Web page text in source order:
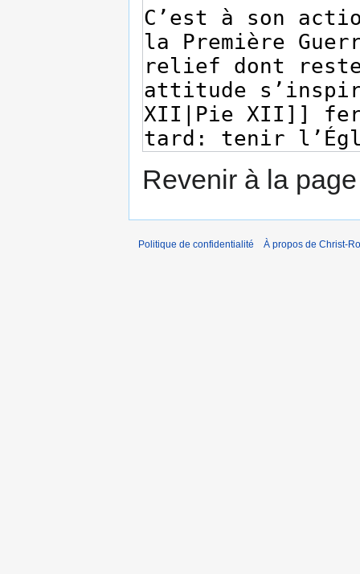
Revenir à la
Politique de confidentialité À propos de Christ-